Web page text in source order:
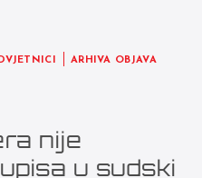
ARHIVA OBJAVA
nije
u sudski